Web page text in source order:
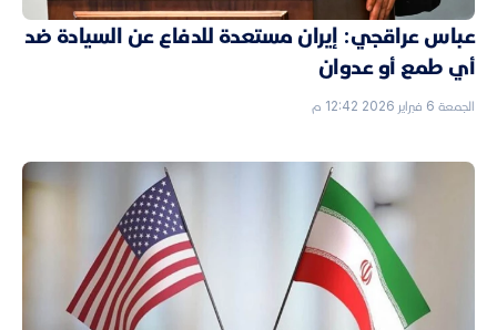
عباس عراقجي: إيران مستعدة للدفاع عن السيادة ضد
أي طمع أو عدوان
الجمعة 6 فبراير 2026 12:42 م